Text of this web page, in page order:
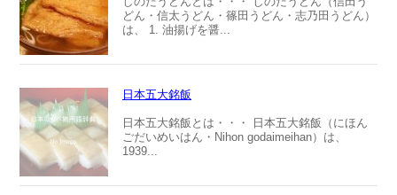
どん・信太うどん・篠田うどん・志乃田うどん）
は、 1. 油揚げを醤...
日本五大銘飯
日本五大銘飯とは・・・ 日本五大銘飯（にほん
ごだいめいはん・Nihon godaimeihan）は、
1939...